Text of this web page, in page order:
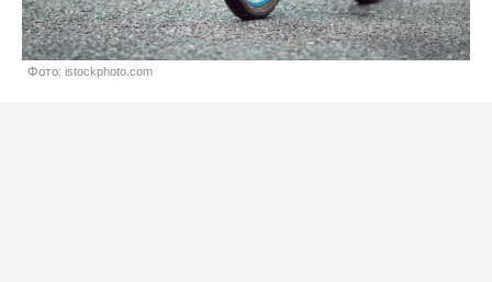
Фото: istockphoto.com